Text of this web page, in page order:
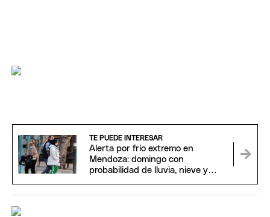
TE PUEDE INTERESAR
Alerta por frío extremo en
Mendoza: domingo con
probabilidad de lluvia, nieve y